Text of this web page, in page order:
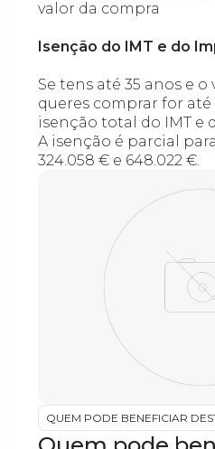
valor da compra
Isenção do IMT e do
Se tens até 35 anos e o
queres comprar for até
isenção total do IMT e
A isenção é parcial
324.058 € e 648.022 €.
QUEM PODE BENEFICIAR